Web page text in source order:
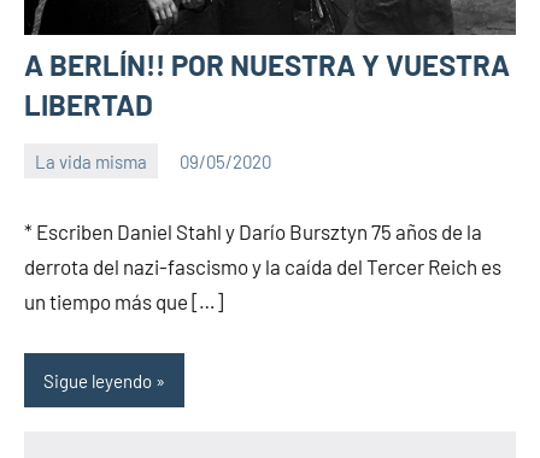
A BERLÍN!! POR NUESTRA Y VUESTRA
LIBERTAD
La vida misma 09/05/2020
* Escriben Daniel Stahl y Darío Bursztyn 75 años de la
derrota del nazi-fascismo y la caída del Tercer Reich es
un tiempo más que […]
Sigue leyendo